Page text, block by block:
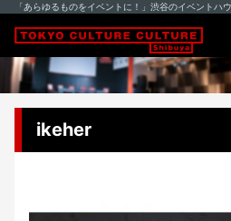
「あらゆるものをイベントに！」渋谷のイベントハ
ikeher